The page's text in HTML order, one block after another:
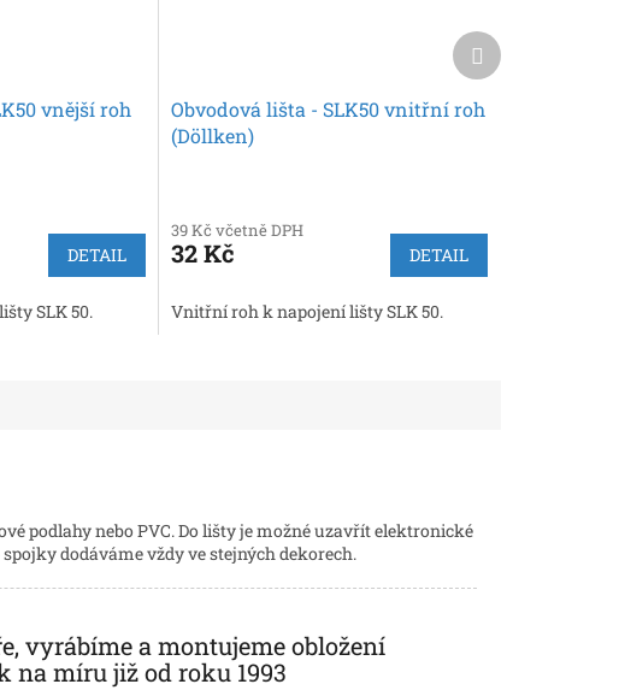
vnější roh
DETAIL
SLK 50.
Obvodová lišta - SLK50 vnitřní roh
(Döllken)
39 Kč včetně DPH
32 Kč DETAIL
Vnitřní roh k napojení lišty SLK 50.
Další
produkt
podlahy nebo PVC. Do lišty je možné uzavřít elektronické
dodáváme vždy ve stejných dekorech.
vyrábíme a montujeme obložení
na míru již od roku 1993